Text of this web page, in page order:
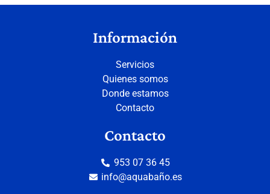
Información
Servicios
Quienes somos
Donde estamos
Contacto
Contacto
953 07 36 45
info@aquabaño.es